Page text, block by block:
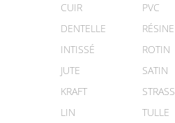
CUIR
DENTELLE
INTISSÉ
JUTE
KRAFT
LIN
PVC
RÉSINE
ROTIN
SATIN
STRASS
TULLE